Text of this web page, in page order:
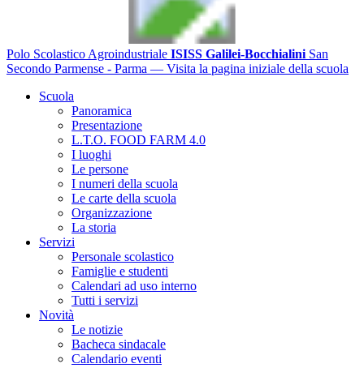
Polo Scolastico Agroindustriale ISISS Galilei-Bocchialini San
Secondo Parmense - Parma — Visita la pagina iniziale della scuola
Scuola
Panoramica
Presentazione
L.T.O. FOOD FARM 4.0
I luoghi
Le persone
I numeri della scuola
Le carte della scuola
Organizzazione
La storia
Servizi
Personale scolastico
Famiglie e studenti
Calendari ad uso interno
Tutti i servizi
Novità
Le notizie
Bacheca sindacale
Calendario eventi